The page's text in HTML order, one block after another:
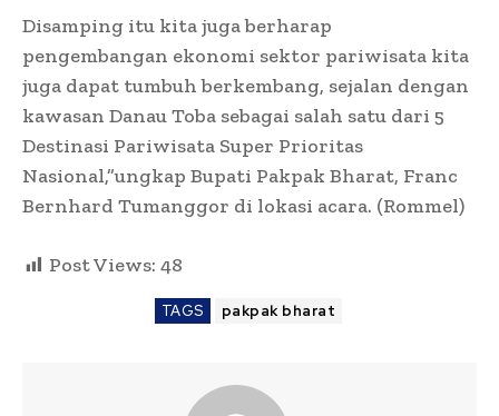
Disamping itu kita juga berharap
pengembangan ekonomi sektor pariwisata kita
juga dapat tumbuh berkembang, sejalan dengan
kawasan Danau Toba sebagai salah satu dari 5
Destinasi Pariwisata Super Prioritas
Nasional,”ungkap Bupati Pakpak Bharat, Franc
Bernhard Tumanggor di lokasi acara. (Rommel)
Post Views: 48
TAGS pakpak bharat